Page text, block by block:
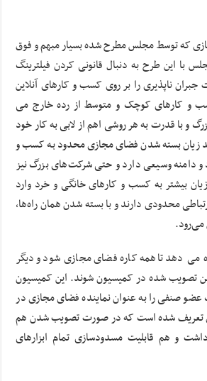
که توسط مجلس مطرح شده بسیار مبهم و فوق
با این طرح به دنبال قانونی کردن فیلترینگ
ناپذیری را بر روی کسب و کارهای آنلاین
و کارهای کوچک و متوسط از رده خارج می
و با قدرت به هر روشی اهم از لابی به کار خود
زیان بسته شدن فضای مجازی محدود به کسب و
وسیعی دارد و حتی شرکت‌های بزرگ نیز
بیشتر به کسب و کارهای خانگی و خرد وارد
محدودی دارند و با بسته شدن همان راه‌ها،
می‌رود.
می دهد تاهمه کاره فضای مجازی شود و دیگر
تصویب شده در کمیسیون شوند. این کمیسیون
عضو صنفی را به عنوان نماینده فضای مجازی در
تعریف شده است که در صورت تصویب شدن هم
و هم قابلیت مسدودسازی تمام ابزارهای